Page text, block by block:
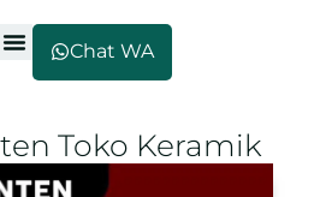
Chat WA
Toko Keramik